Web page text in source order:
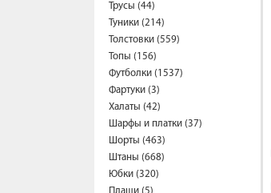
Трусы (44)
Туники (214)
Толстовки (559)
Топы (156)
Футболки (1537)
Фартуки (3)
Халаты (42)
Шарфы и платки (37)
Шорты (463)
Штаны (668)
Юбки (320)